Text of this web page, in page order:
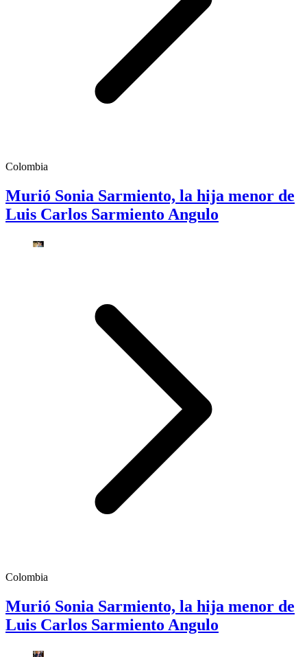
Colombia
Murió Sonia Sarmiento, la hija menor de
Luis Carlos Sarmiento Angulo
Colombia
Murió Sonia Sarmiento, la hija menor de
Luis Carlos Sarmiento Angulo